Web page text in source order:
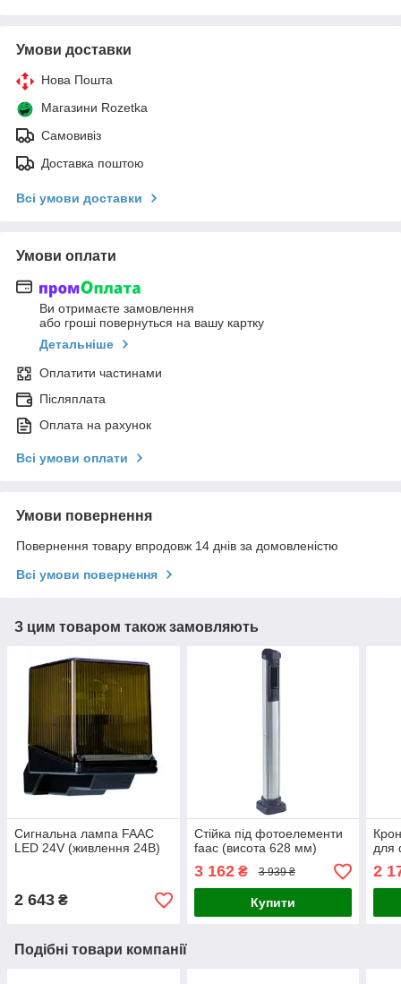
Умови доставки
Нова Пошта
Магазини Rozetka
Самовивіз
Доставка поштою
Всі умови доставки
Умови оплати
Ви отримаєте замовлення
або гроші повернуться на вашу картку
Детальніше
Оплатити частинами
Післяплата
Оплата на рахунок
Всі умови оплати
Умови повернення
Повернення товару впродовж 14 днів за домовленістю
Всі умови повернення
З цим товаром також замовляють
Сигнальна лампа FAAC
LED 24V (живлення 24В)
2 643 ₴
Стійка під фотоелементи
faac (висота 628 мм)
3 162₴ 3 939 ₴
Купити
для
2
Подібні товари компанії